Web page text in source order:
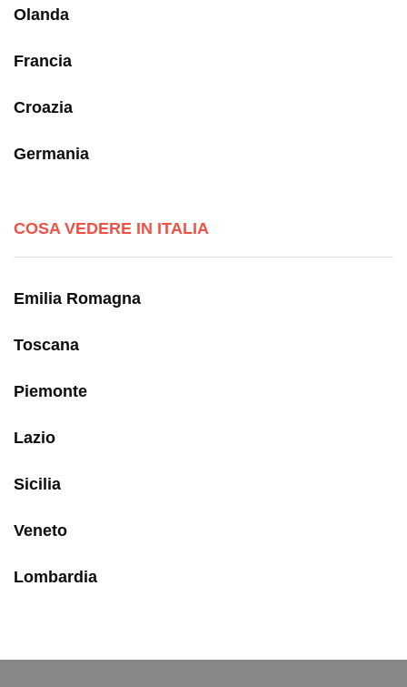
Olanda
Francia
Croazia
Germania
COSA VEDERE IN ITALIA
Emilia Romagna
Toscana
Piemonte
Lazio
Sicilia
Veneto
Lombardia